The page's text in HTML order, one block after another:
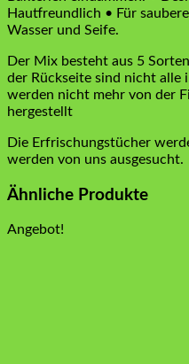
Hautfreundlich • Für
Wasser und Seife.
Der Mix besteht aus 5
der Rückseite sind nicht alle
werden nicht mehr von der
hergestellt
Die Erfrischungstücher
werden von uns ausgesucht.
Ähnliche Produkte
Angebot!